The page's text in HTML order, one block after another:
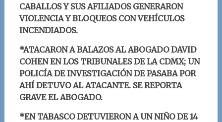
CABALLOS Y SUS AFILIADOS GENERARON
VIOLENCIA Y BLOQUEOS CON VEHÍCULOS
INCENDIADOS.
*ATACARON A BALAZOS AL ABOGADO DAVID
COHEN EN LOS TRIBUNALES DE LA CDMX; UN
POLICÍA DE INVESTIGACIÓN DE PASABA POR
AHÍ DETUVO AL ATACANTE. SE REPORTA
GRAVE EL ABOGADO.
*EN TABASCO DETUVIERON A UN NIÑO DE 14